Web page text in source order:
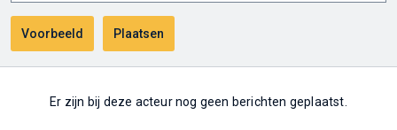
Er zijn bij deze acteur nog geen berichten geplaatst.